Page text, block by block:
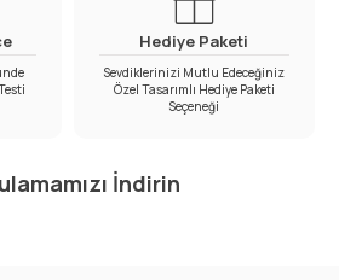
Hediye Paketi
Sevdiklerinizi Mutlu Edeceğiniz
Özel Tasarımlı Hediye Paketi
Seçeneği
İndirin